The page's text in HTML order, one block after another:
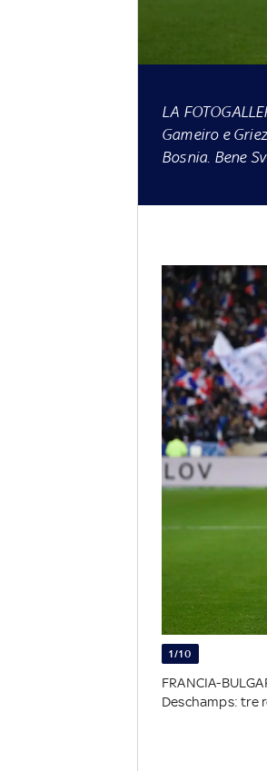
LA
Gameiro e
Bosnia. Bene
1/10
FRANCIA-
Deschamps: tre